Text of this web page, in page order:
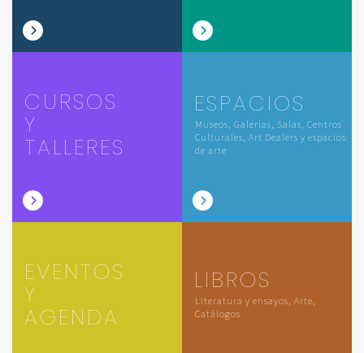
CURSOS
Y
TALLERES
ESPACIOS
Museos, Galerías, Salas, Centros
Culturales, Art Dealers y espacios
de arte
EVENTOS
Y
AGENDA
LIBROS
Literatura y ensayos, Arte,
Catálogos